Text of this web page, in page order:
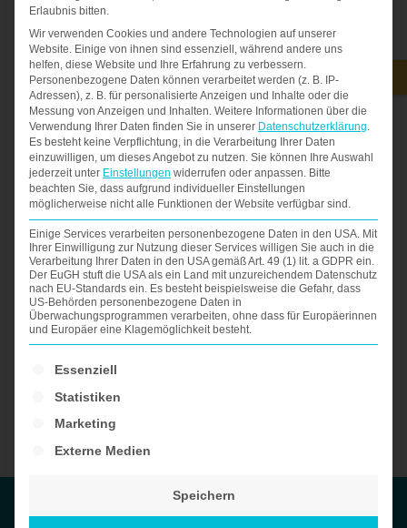
Online-Profilen zu den Portalen Ihrer Wahl
- +
JETZT
BUCHEN
Beschreibung
Buchen Sie die Optimierung von zwei Online-
Profilen, z.B. bei XING und LinkedIn oder
Experteer und überzeugen Sie die Personaler.
Leistungen
Erlaubnis bitten.
Wir verwenden Cookies und andere Technologien auf unserer
Website. Einige von ihnen sind essenziell, während andere uns
helfen, diese Website und Ihre Erfahrung zu verbessern.
Personenbezogene Daten können verarbeitet werden (z. B. IP-
Adressen), z. B. für personalisierte Anzeigen und Inhalte oder die
Messung von Anzeigen und Inhalten. Weitere Informationen über die
Verwendung Ihrer Daten finden Sie in unserer Datenschutzerklärung.
Es besteht keine Verpflichtung, in die Verarbeitung Ihrer Daten
einzuwilligen, um dieses Angebot zu nutzen. Sie können Ihre Auswahl
jederzeit unter Einstellungen widerrufen oder anpassen. Bitte
beachten Sie, dass aufgrund individueller Einstellungen
möglicherweise nicht alle Funktionen der Website verfügbar sind.
Einige Services verarbeiten personenbezogene Daten in den USA. Mit
Ihrer Einwilligung zur Nutzung dieser Services willigen Sie auch in die
Verarbeitung Ihrer Daten in den USA gemäß Art. 49 (1) lit. a GDPR ein.
Der EuGH stuft die USA als ein Land mit unzureichendem Datenschutz
nach EU-Standards ein. Es besteht beispielsweise die Gefahr, dass
US-Behörden personenbezogene Daten in
Überwachungsprogrammen verarbeiten, ohne dass für Europäerinnen
und Europäer eine Klagemöglichkeit besteht.
Es folgt eine Liste der Service-Gruppen, für die
Essenziell
Statistiken
Marketing
Externe Medien
Speichern